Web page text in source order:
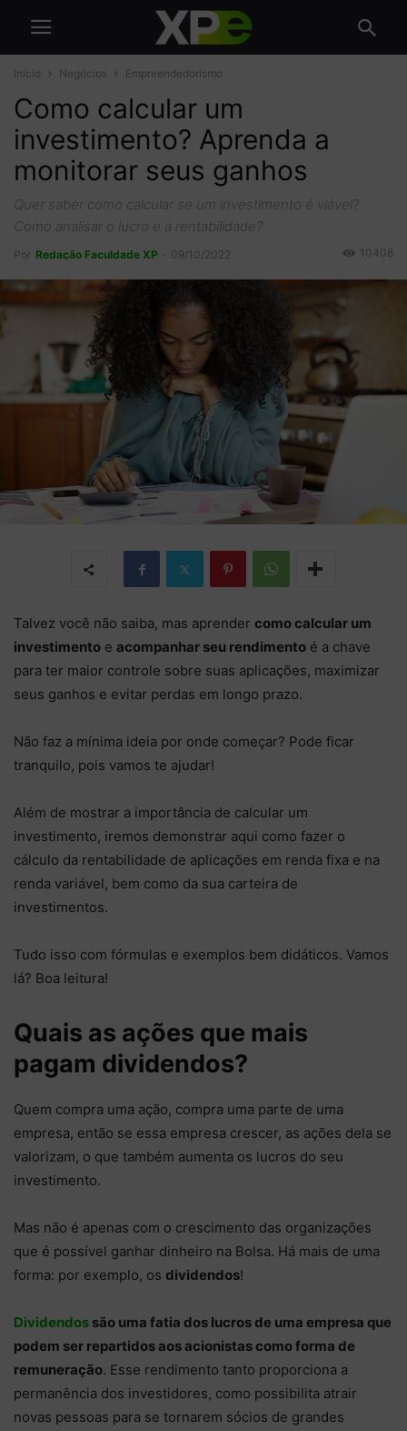
Início Negócios Empreendedorismo
Como calcular um
investimento? Aprenda a
monitorar seus ganhos
Quer saber como calcular se um investimento é viável?
Como analisar o lucro e a rentabilidade?
Por Redação Faculdade XP 09/10/2022 10408
Talvez você não saiba, mas aprender como calcular um
investimento e acompanhar seu rendimento é a chave
para ter maior controle sobre suas aplicações, maximizar
seus ganhos e evitar perdas em longo prazo.
Não faz a mínima ideia por onde começar? Pode ficar
tranquilo, pois vamos te ajudar!
Além de mostrar a importância de calcular um
investimento, iremos demonstrar aqui como fazer o
cálculo da rentabilidade de aplicações em renda fixa e na
renda variável, bem como da sua carteira de
investimentos.
Tudo isso com fórmulas e exemplos bem didáticos. Vamos
lá? Boa leitura!
Quais as ações que mais
pagam dividendos?
Quem compra uma ação, compra uma parte de uma
empresa, então se essa empresa crescer, as ações dela se
valorizam, o que também aumenta os lucros do seu
investimento.
Mas não é apenas com o crescimento das organizações
que é possível ganhar dinheiro na Bolsa. Há mais de uma
forma: por exemplo, os dividendos!
Dividendos são uma fatia dos lucros de uma empresa que
podem ser repartidos aos acionistas como forma de
remuneração. Esse rendimento tanto proporciona a
permanência dos investidores, como possibilita atrair
novas pessoas para se tornarem sócios de grandes